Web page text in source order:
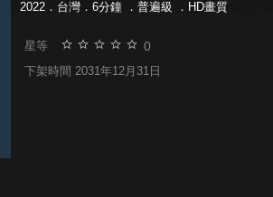
2022．台灣．6分鐘 ． 普遍級 ．HD畫質
星等 0
下架時間 2031年12月31日